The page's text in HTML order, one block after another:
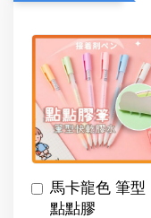
馬卡龍色 筆型
點點膠